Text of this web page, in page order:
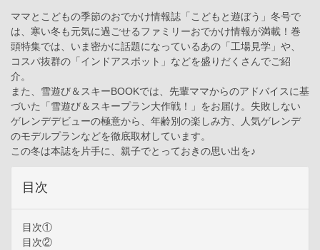
ママとこどもの季節のおでかけ情報誌「こどもと遊ぼう」冬号で
は、寒い冬も元気に過ごせるファミリーおでかけ情報が満載！巻
頭特集では、いま密かに話題になっているあの「工場見学」や、
コスパ抜群の「インドアスポット」などを盛りだくさんでご紹
介。
また、雪遊び＆スキーBOOKでは、先輩ママからのアドバイスに基
づいた「雪遊び＆スキープラン大作戦！」をお届け。失敗しない
ゲレンデデビューの極意から、年齢別の楽しみ方、人気ゲレンデ
のモデルプランなどを徹底取材しています。
この冬は本誌を片手に、親子でとっておきの思い出を♪
目次
目次①
目次②